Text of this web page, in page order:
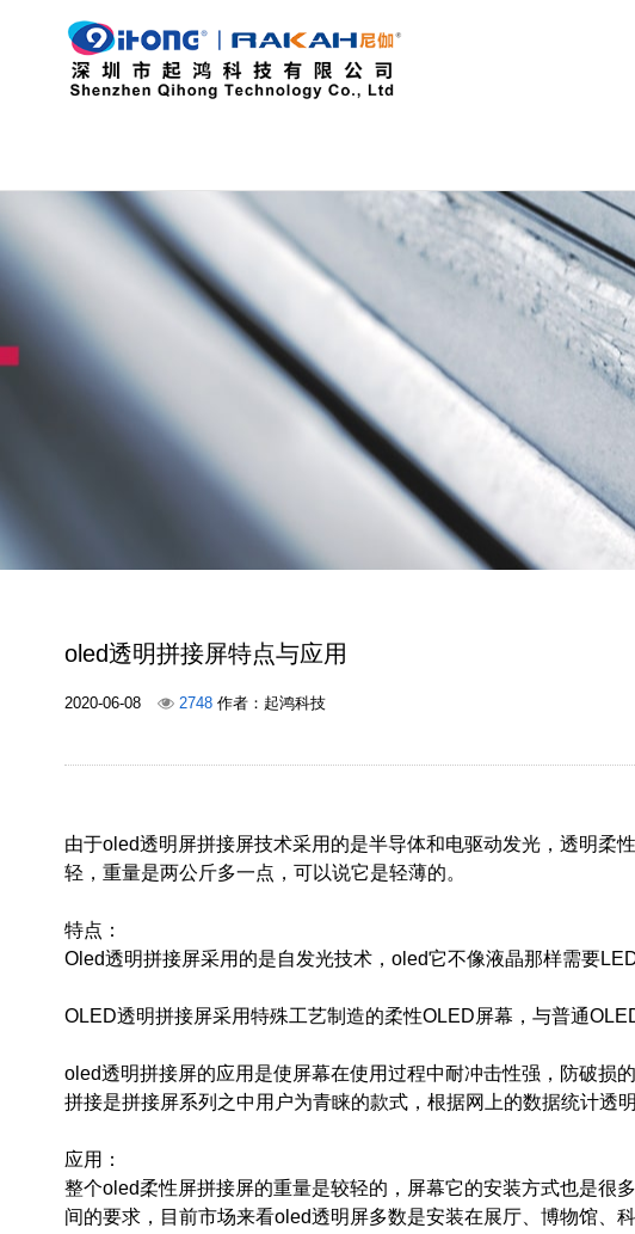
oled透明拼接屏特点与应用
2020-06-08 2748作者：起鸿科技
由于oled透明屏拼接屏技术采用的是半导体和电驱动发光，透明柔
轻，重量是两公斤多一点，可以说它是轻薄的。
特点：
Oled透明拼接屏采用的是自发光技术，oled它不像液晶那样需要
OLED透明拼接屏采用特殊工艺制造的柔性OLED屏幕，与普通
oled透明拼接屏的应用是使屏幕在使用过程中耐冲击性强，防破损
拼接是拼接屏系列之中用户为青睐的款式，根据网上的数据统计透
应用：
整个oled柔性屏拼接屏的重量是较轻的，屏幕它的安装方式也是很
间的要求，目前市场来看oled透明屏多数是安装在展厅、博物馆、